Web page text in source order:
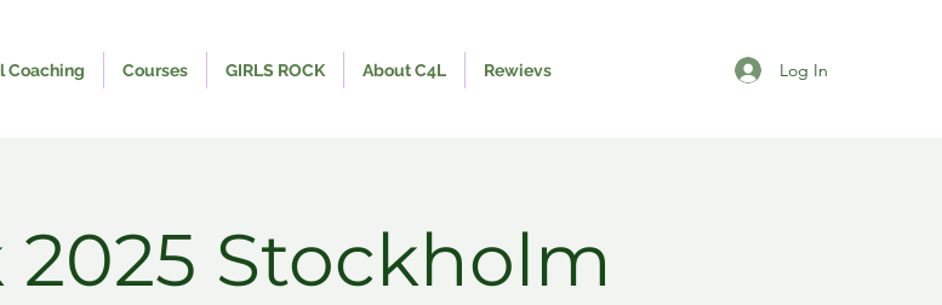
Coaching Courses GIRLS ROCK About C4L Rewievs Log In
2025 Stockholm